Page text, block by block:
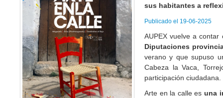
sus habitantes a
Publicado el 19-06-2025
AUPEX vuelve a
Diputaciones
verano y que supuso
Cabeza la Vaca,
participación ciudadana.
Arte en la calle esuna